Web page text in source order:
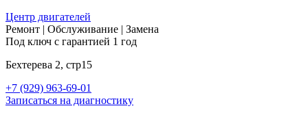
Центр двигателей
Ремонт | Обслуживание | Замена
Под ключ с гарантией 1 год
Бехтерева 2, стр15
+7 (929) 963-69-01
Записаться на диагностику